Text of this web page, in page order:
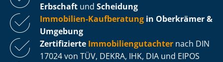
Erbschaft und Scheidung
Immobilien-Kaufberatung in Oberkrämer &
Umgebung
Zertifizierte Im­mo­bi­li­en­gut­ach­ter nach DIN
17024 von TÜV, DEKRA, IHK, DIA und EIPOS